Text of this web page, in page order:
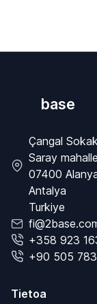
base
Çangal
Saray
07400
Antalya
Turkiye
+358 923
+90 505
Tietoa